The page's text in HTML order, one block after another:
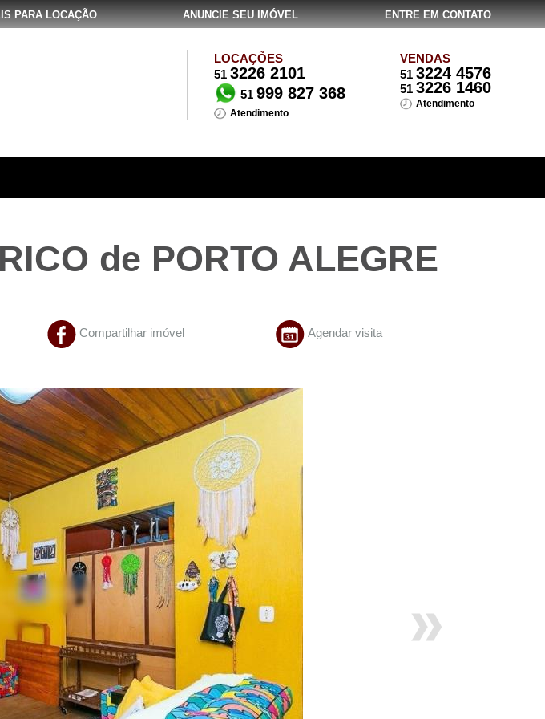
ENTRE EM CONTATO
ANUNCIE SEU IMÓVEL
PARA LOCAÇÃO
VENDAS
51 3224 4576
51 3226 1460
Atendimento
LOCAÇÕES
513226 2101
51999 827 368
Atendimento
de PORTO ALEGRE
Compartilhar imóvel Agendar visita